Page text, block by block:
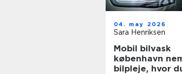
04. may 2026
Sara Henriksen
Mobil bilvask
københavn nem
bilpleje, hvor